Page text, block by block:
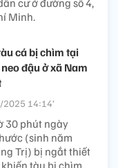
cư ở đường số 4,
Minh.
cá bị chìm tại
đậu ở xã Nam
14:14’
30 phút ngày
(sinh năm
Trị) bị ngắt thiết